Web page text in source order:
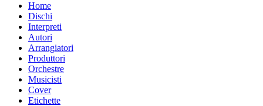
Home
Dischi
Interpreti
Autori
Arrangiatori
Produttori
Orchestre
Musicisti
Cover
Etichette